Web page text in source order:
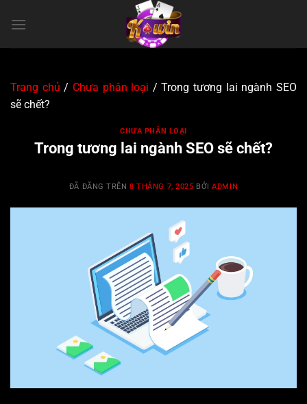
đến
Trang chủ / Chưa phân loại /Trong tương lai ngành SEO
sẽ chết?
CHƯA PHÂN LOẠI
Trong tương lai ngành SEO sẽ chết?
ĐÃ ĐĂNG TRÊN8 THÁNG 7, 2025 BỞIADMIN